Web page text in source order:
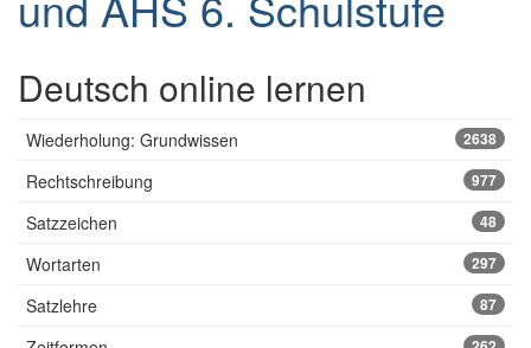
Deutsch online lernen
Wiederholung: Grundwissen 2638
Rechtschreibung 977
Satzzeichen 48
Wortarten 297
Satzlehre 87